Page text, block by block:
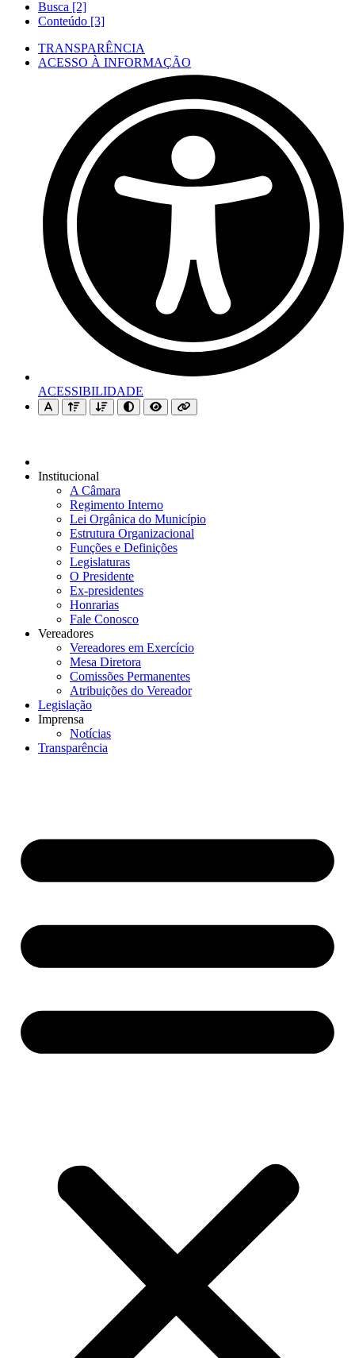
Busca [2]
Conteúdo [3]
TRANSPARÊNCIA
ACESSO À INFORMAÇÃO
ACESSIBILIDADE
Institucional
A Câmara
Regimento Interno
Lei Orgânica do Município
Estrutura Organizacional
Funções e Definições
Legislaturas
O Presidente
Ex-presidentes
Honrarias
Fale Conosco
Vereadores
Vereadores em Exercício
Mesa Diretora
Comissões Permanentes
Atribuições do Vereador
Legislação
Imprensa
Notícias
Transparência